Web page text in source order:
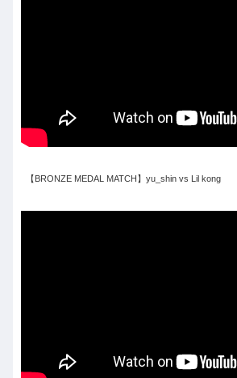
【BRONZE MEDAL MATCH】yu_shin vs Lil kong